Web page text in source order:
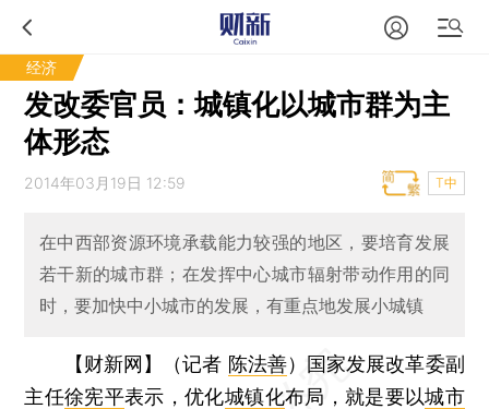
经济
发改委官员：城镇化以城市群为主
体形态
2014年03月19日 12:59 T中
在中西部资源环境承载能力较强的地区，要培育发展
若干新的城市群；在发挥中心城市辐射带动作用的同
时，要加快中小城市的发展，有重点地发展小城镇
【财新网】（记者 陈法善） 国家发展改革委副
主任徐宪平表示，优化城镇化布局，就是要以城市